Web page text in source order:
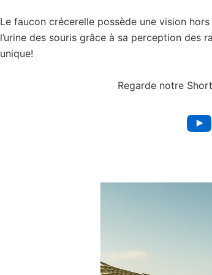
Le faucon crécerelle possède une vision
l’urine des souris grâce à sa perception des
unique!
Regarde notre